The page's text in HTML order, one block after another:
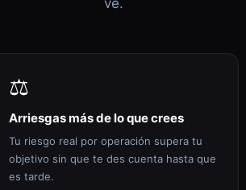
ve.
⚖️
Arriesgas más de lo que crees
Tu riesgo real por operación supera tu
objetivo sin que te des cuenta hasta que
es tarde.